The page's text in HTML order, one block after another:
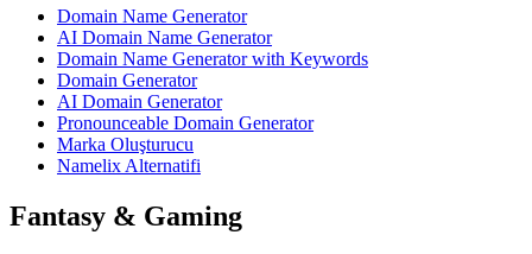
Domain Name Generator
AI Domain Name Generator
Domain Name Generator with Keywords
Domain Generator
AI Domain Generator
Pronounceable Domain Generator
Marka Oluşturucu
Namelix Alternatifi
Fantasy & Gaming